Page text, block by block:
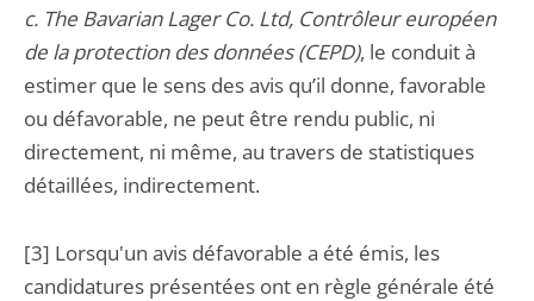
c. The Bavarian Lager Co. Ltd, Contrôleur européen
de la protection des données (CEPD), le conduit à
estimer que le sens des avis qu’il donne, favorable
ou défavorable, ne peut être rendu public, ni
directement, ni même, au travers de statistiques
détaillées, indirectement.
[3] Lorsqu'un avis défavorable a été émis, les
candidatures présentées ont en règle générale été